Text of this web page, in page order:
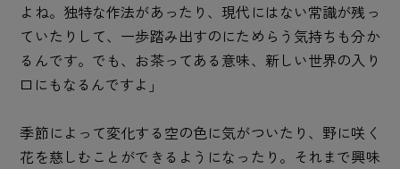
よね。独特な作法があったり、現代にはない常識が残っ
ていたりして、一歩踏み出すのにためらう気持ちも分か
るんです。でも、お茶ってある意味、新しい世界の入り
口にもなるんですよ」
季節によって変化する空の色に気がついたり、野に咲く
花を慈しむことができるようになったり。それまで興味